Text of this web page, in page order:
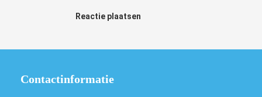
Reactie plaatsen
Contactinformatie